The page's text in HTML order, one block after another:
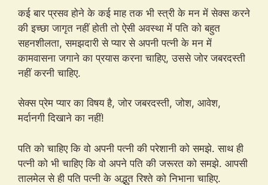
कई बार प्रसव होने के कई माह तक भी स्त्री के मन में सेक्स करने
की इच्छा जागृत नहीं होती तो ऐसी अवस्था में पति को बहुत
सहनशीलता, समझदारी से प्यार से अपनी पत्नी के मन में
कामवासना जगाने का प्रयास करना चाहिए, उससे जोर जबरदस्ती
नहीं करनी चाहिए.
सेक्स प्रेम प्यार का विषय है, जोर जबरदस्ती, जोश, आवेश,
मर्दानगी दिखाने का नहीं!
पति को चाहिए कि वो अपनी पत्नी की परेशानी को समझे. साथ ही
पत्नी को भी चाहिए कि वो अपने पति की जरूरत को समझे. आपसी
तालमेल से ही पति पत्नी के अद्भुत रिश्ते को निभाना चाहिए.